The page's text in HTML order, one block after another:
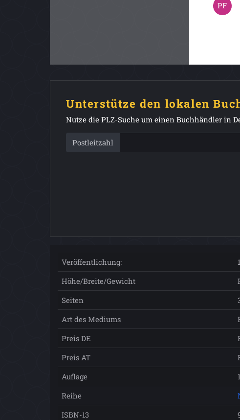
Unterstütze den lokalen
Nutze die PLZ-Suche um einen Buchhändler in
Postleitzahl
Veröffentlichung:
Höhe/Breite/Gewicht
Seiten
Art des Mediums
Preis DE
Preis AT
Auflage
Reihe
ISBN-13